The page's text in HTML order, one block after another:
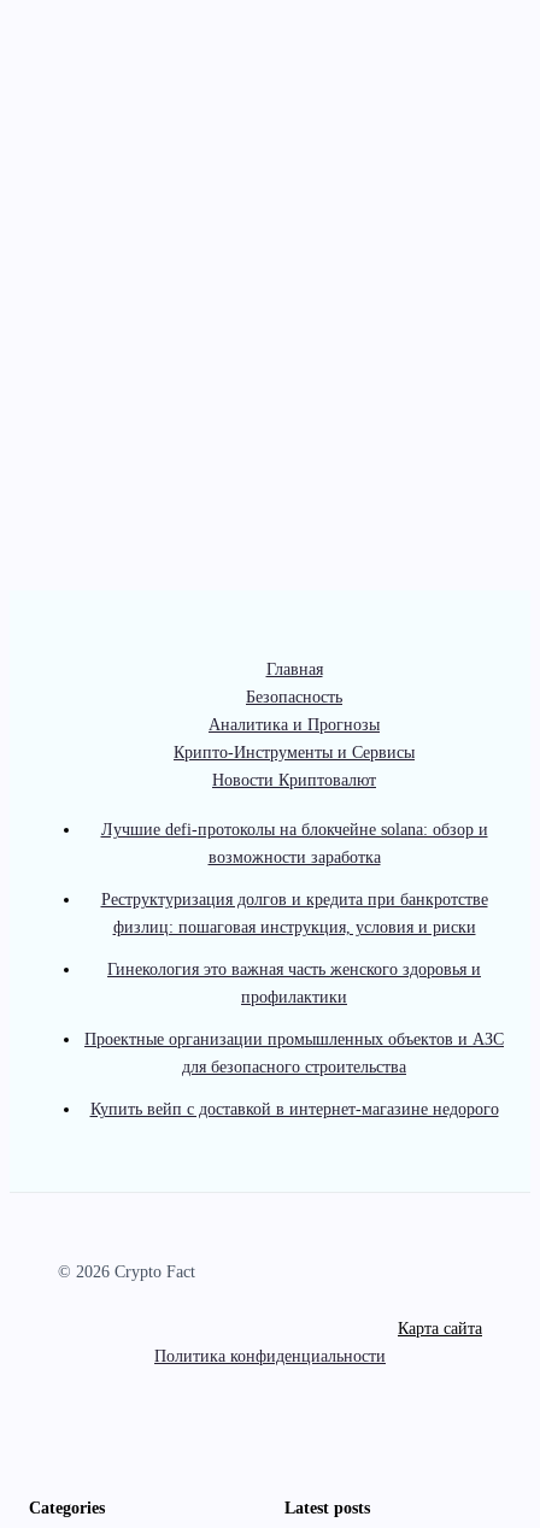
Главная
Безопасность
Аналитика и Прогнозы
Крипто-Инструменты и Сервисы
Новости Криптовалют
Лучшие defi-протоколы на блокчейне solana: обзор и
возможности заработка
Реструктуризация долгов и кредита при банкротстве
физлиц: пошаговая инструкция, условия и риски
Гинекология это важная часть женского здоровья и
профилактики
Проектные организации промышленных объектов и АЗС
для безопасного строительства
Купить вейп с доставкой в интернет-магазине недорого
© 2026 Crypto Fact
Карта сайта
Политика конфиденциальности
Categories Latest posts